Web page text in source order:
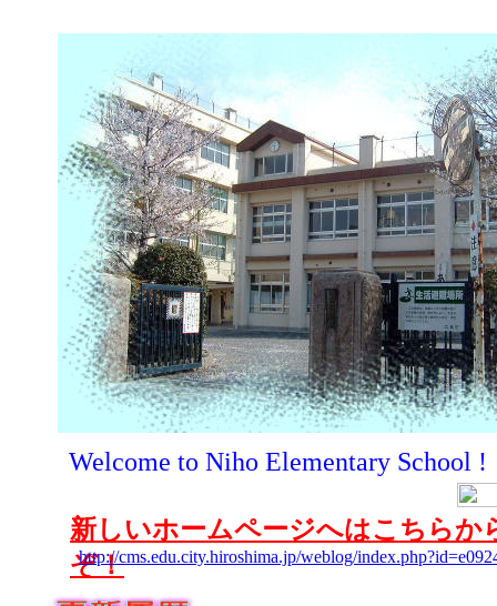
新しいホームページへはこちらか
ぞ！
http://cms.edu.city.hiroshima.jp/weblog/
Welcome to Niho Elementary School !